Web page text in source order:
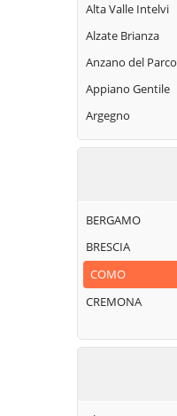
Alta Valle Intelvi
Alzate Brianza
Anzano del Parco
Appiano Gentile
Argegno
Arosio
Bellagio
Bene Lario
Beregazzo con
Figliaro
Bizzarone
BERGAMO
BRESCIA
COMO
CREMONA